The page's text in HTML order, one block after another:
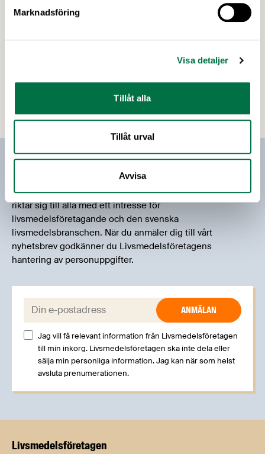
Marknadsföring
Visa detaljer
Tillåt alla
Tillåt urval
Avvisa
I Formas utlysning ”Digital transformation av
livsmedelssystemet” finns 60 miljoner kr att söka
för digital livsmedelsforskning. Utlysningen är
till forskare och företag. För att få reda på mer
ställde vi några snabba frågor till
forskningssekreteraren Alexandra Jeremiasson.
Prenumerera på vårt nyhetsbrev
Vårt nyhetsbrev kommer ut 3-4 gånger i månaden och
riktar sig till alla med ett intresse för
livsmedelsföretagande och den svenska
livsmedelsbranschen. När du anmäler dig till vårt
nyhetsbrev godkänner du Livsmedelsföretagens
hantering av personuppgifter.
E-post:
Jag vill få relevant information från Livsmedelsföretagen
till min inkorg. Livsmedelsföretagen ska inte dela eller
sälja min personliga information. Jag kan när som helst
avsluta prenumerationen.
Livsmedels­företagen